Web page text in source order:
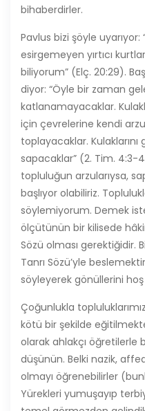
bihaberdirler.
Pavlus bizi şöyle
esirgemeyen yırtıcı
biliyorum” (Elç. 20:29).
diyor: “Öyle bir zaman
katlanamayacaklar.
için çevrelerine kendi
toplayacaklar.
sapacaklar” (2. Tim. 4:3-
topluluğun arzularıysa,
başlıyor olabiliriz.
söylemiyorum. Demek
ölçütünün bir kilisede
Sözü olması gerektiğidir.
Tanrı Sözü’yle
söyleyerek gönüllerini
Çoğunlukla
kötü bir şekilde
olarak ahlakçı öğretilerle
düşünün. Belki nazik,
olmayı öğrenebilirler
Yürekleri yumuşayıp